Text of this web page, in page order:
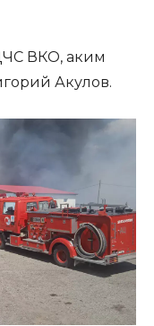
ВКО, аким
Акулов.